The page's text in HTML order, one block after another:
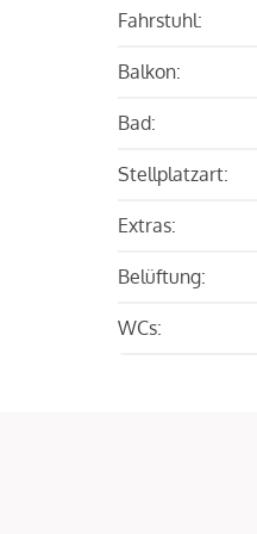
Fahrstuhl:
Balkon:
Bad:
Stellplatzart:
Extras:
Belüftung:
WCs: